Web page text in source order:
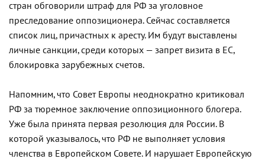
стран обговорили штраф для РФ за уголовное
преследование оппозиционера. Сейчас составляется
список лиц, причастных к аресту. Им будут выставлены
личные санкции, среди которых — запрет визита в ЕС,
блокировка зарубежных счетов.
Напомним, что Совет Европы неоднократно критиковал
РФ за тюремное заключение оппозиционного блогера.
Уже была принята первая резолюция для России. В
которой указывалось, что РФ не выполняет условия
членства в Европейском Совете. И нарушает Европейскую